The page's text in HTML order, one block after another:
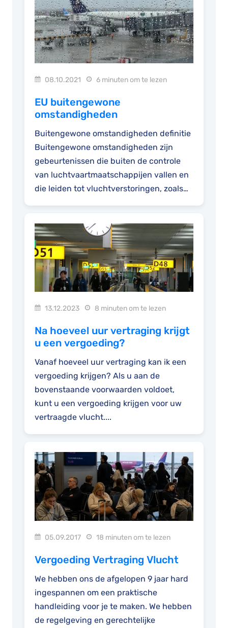
08.10.2021 6 minuten om te lezen
EU buitengewone
omstandigheden
Buitengewone omstandigheden definitie
Buitengewone omstandigheden zijn
gebeurtenissen die buiten de controle
van luchtvaartmaatschappijen vallen en
die leiden tot vluchtverstoringen, zoals
13.12.2023 8 minuten om te lezen
Na hoeveel uur vertraging krijgt
u een vergoeding?
Vanaf hoeveel uur vertraging kan ik een
vergoeding krijgen? Als u aan de
bovenstaande voorwaarden voldoet,
kunt u een vergoeding krijgen voor uw
vertraagde vlucht....
05.09.2017 18 minuten om te lezen
Vergoeding Vertraging Vlucht
We hebben ons de afgelopen 9 jaar hard
ingespannen om een praktische
handleiding voor je te maken. We hebben
de regelgeving en gerechtelijke